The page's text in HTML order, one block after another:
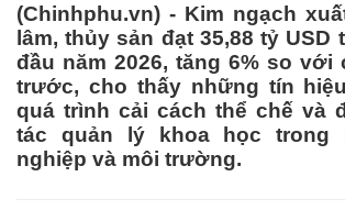
(Chinhphu.vn) - Kim ngạch
lâm, thủy sản đạt 35,88 tỷ USD
đầu năm 2026, tăng 6% so với
trước, cho thấy những tín
quá trình cải cách thể chế và
tác quản lý khoa học trong
nghiệp và môi trường.